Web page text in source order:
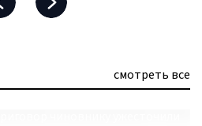
смотреть все